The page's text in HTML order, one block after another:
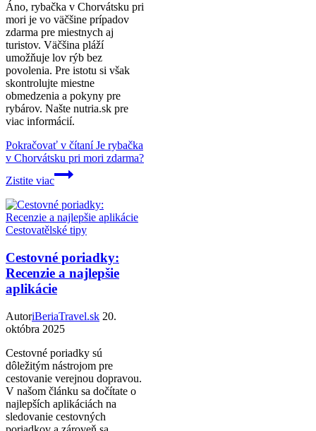
Áno, rybačka v Chorvátsku pri
mori je vo väčšine prípadov
zdarma pre miestnych aj
turistov. Väčšina pláží
umožňuje lov rýb bez
povolenia. Pre istotu si však
skontrolujte miestne
obmedzenia a pokyny pre
rybárov. Našte nutria.sk pre
viac informácií.
Pokračovať v čítaníJe rybačka
v Chorvátsku pri mori zdarma?
Zistite viac
Cestovatělské tipy
Cestovné poriadky:
Recenzie a najlepšie
aplikácie
AutoriBeriaTravel.sk 20.
októbra 2025
Cestovné poriadky sú
dôležitým nástrojom pre
cestovanie verejnou dopravou.
V našom článku sa dočítate o
najlepších aplikáciách na
sledovanie cestovných